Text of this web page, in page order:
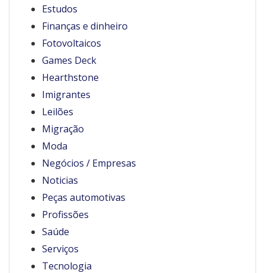
Estudos
Finanças e dinheiro
Fotovoltaicos
Games Deck
Hearthstone
Imigrantes
Leilões
Migração
Moda
Negócios / Empresas
Noticias
Peças automotivas
Profissões
Saúde
Serviços
Tecnologia